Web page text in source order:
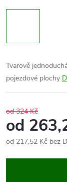
Tvarově
pojezdové plochy
od 324 Kč
od
od 217,52 Kč bez